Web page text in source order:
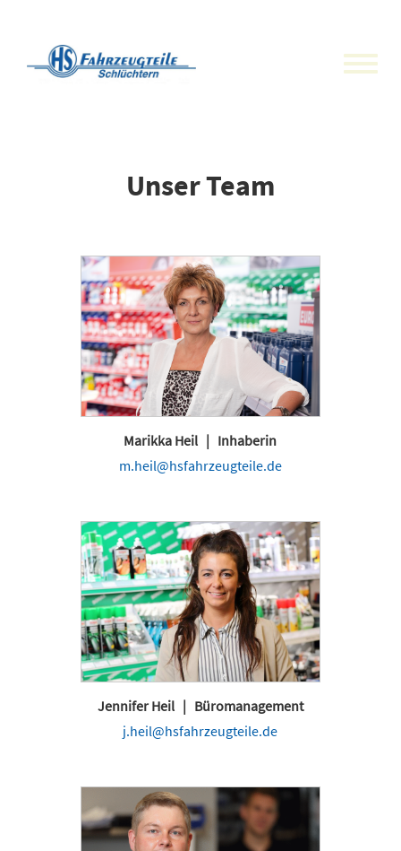
Toggle
Unser Team
Marikka Heil | Inhaberin
m.heil@hsfahrzeugteile.de
Jennifer Heil | Büromanagement
j.heil@hsfahrzeugteile.de